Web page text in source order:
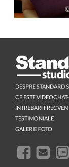
DESPRE STANDARD
CE ESTE VIDEOCHAT-
INTREBARI
TESTIMONIALE
GALERIE FOTO